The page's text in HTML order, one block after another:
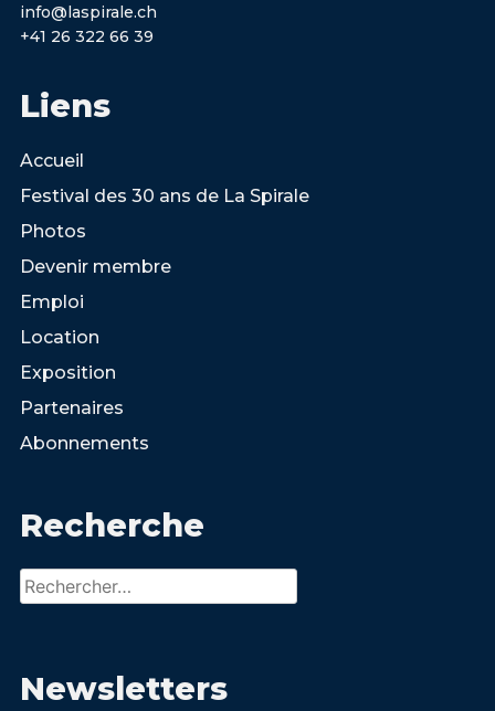
info@laspirale.ch
+41 26 322 66 39
Liens
Accueil
Festival des 30 ans de La Spirale
Photos
Devenir membre
Emploi
Location
Exposition
Partenaires
Abonnements
Recherche
Rechercher :
Newsletters